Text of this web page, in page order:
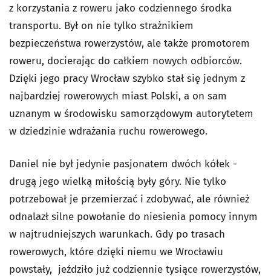
z korzystania z roweru jako codziennego środka
transportu. Był on nie tylko strażnikiem
bezpieczeństwa rowerzystów, ale także promotorem
roweru, docierając do całkiem nowych odbiorców.
Dzięki jego pracy Wrocław szybko stał się jednym z
najbardziej rowerowych miast Polski, a on sam
uznanym w środowisku samorządowym autorytetem
w dziedzinie wdrażania ruchu rowerowego.
Daniel nie był jedynie pasjonatem dwóch kółek -
drugą jego wielką miłością były góry. Nie tylko
potrzebował je przemierzać i zdobywać, ale również
odnalazł silne powołanie do niesienia pomocy innym
w najtrudniejszych warunkach. Gdy po trasach
rowerowych, które dzięki niemu we Wrocławiu
powstały, jeździło już codziennie tysiące rowerzystów,